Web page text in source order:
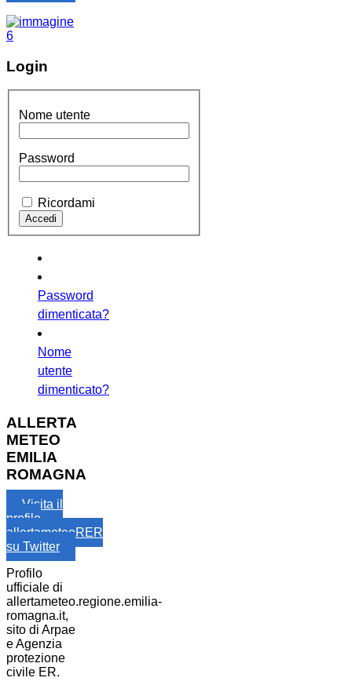
Login
Nome utente
Password
Ricordami
Password
dimenticata?
Nome
utente
dimenticato?
ALLERTA
METEO
EMILIA
ROMAGNA
Visita il
profilo
allertameteoRER
su Twitter
Profilo
ufficiale di
allertameteo.regione.emilia-
romagna.it,
sito di Arpae
e Agenzia
protezione
civile ER.